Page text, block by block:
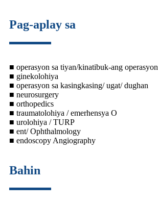
Pag-aplay sa
■ operasyon sa tiyan/kinatibuk-ang operasyon
■ ginekolohiya
■ operasyon sa kasingkasing/ ugat/ dughan
■ neurosurgery
■ orthopedics
■ traumatolohiya / emerhensya O
■ urolohiya / TURP
■ ent/ Ophthalmology
■ endoscopy Angiography
Bahin